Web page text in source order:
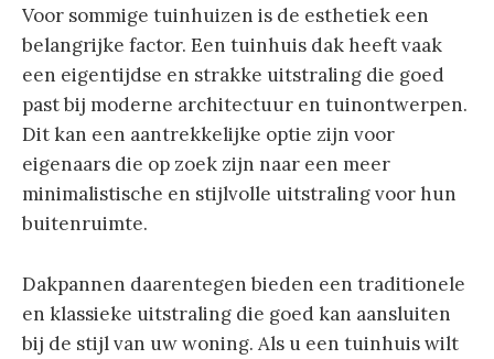
Voor sommige tuinhuizen is de esthetiek een
belangrijke factor. Een tuinhuis dak heeft vaak
een eigentijdse en strakke uitstraling die goed
past bij moderne architectuur en tuinontwerpen.
Dit kan een aantrekkelijke optie zijn voor
eigenaars die op zoek zijn naar een meer
minimalistische en stijlvolle uitstraling voor hun
buitenruimte.
Dakpannen daarentegen bieden een traditionele
en klassieke uitstraling die goed kan aansluiten
bij de stijl van uw woning. Als u een tuinhuis wilt